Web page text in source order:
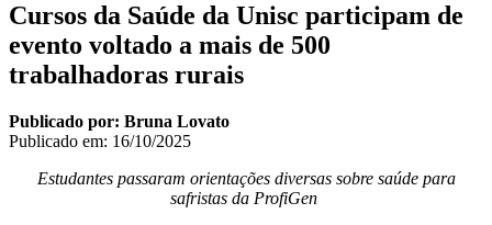
Cursos da Saúde da Unisc participam de
evento voltado a mais de 500
trabalhadoras rurais
Publicado por: Bruna Lovato
Publicado em: 16/10/2025
Estudantes passaram orientações diversas sobre saúde para
safristas da ProfiGen